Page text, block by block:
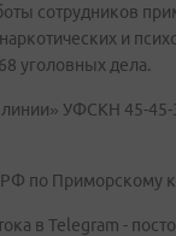
сотрудников
и
уголовных дела.
УФСКН 45-45-
по Приморскому
в Telegram -